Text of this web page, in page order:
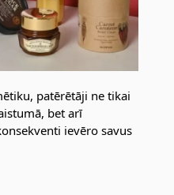
patērētāji ne tikai
bet arī
ievēro savus